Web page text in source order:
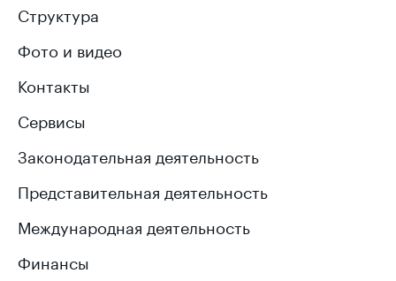
Структура
Фото и видео
Контакты
Сервисы
Законодательная деятельность
Представительная деятельность
Международная деятельность
Финансы